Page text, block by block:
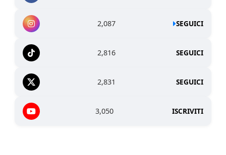
2,087 SEGUICI
2,816 SEGUICI
2,831 SEGUICI
3,050 ISCRIVITI